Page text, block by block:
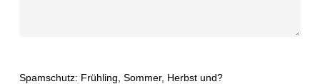
Spamschutz: Frühling, Sommer, Herbst und?